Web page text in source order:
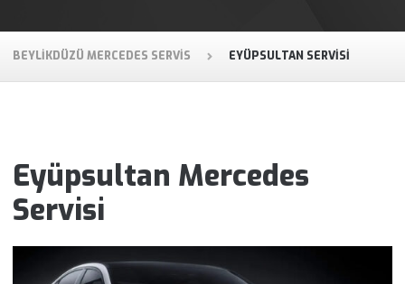
BEYLIKDÜZÜ MERCEDES SERVIS EYÜPSULTAN SERVISI
Eyüpsultan Mercedes
Servisi